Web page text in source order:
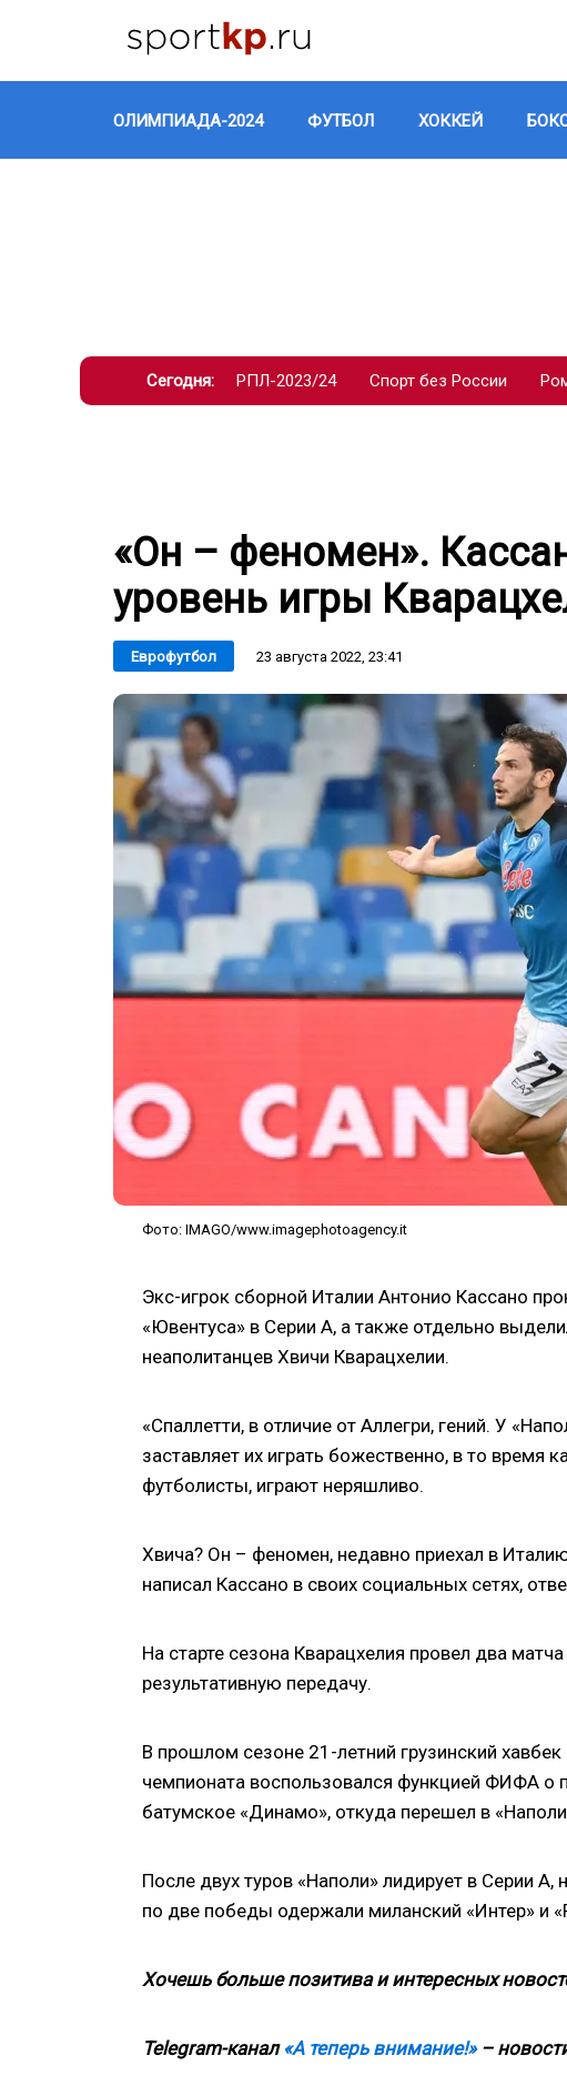
ОЛИМПИАДА-2024 ФУТБОЛ ХОККЕЙ
Сегодня: РПЛ-2023/24 Спорт без России
«Он – феномен».
уровень игры
Еврофутбол 23 августа 2022, 23:41
Фото: IMAGO/www.imagephotoagency.it
Экс-игрок сборной Италии Антонио Кассано
«Ювентуса» в Серии А, а также отдельно
неаполитанцев Хвичи Кварацхелии.
«Спаллетти, в отличие от Аллегри, гений. У
заставляет их играть божественно, в то время
футболисты, играют неряшливо.
Хвича? Он – феномен, недавно приехал в
написал Кассано в своих социальных сетях,
На старте сезона Кварацхелия провел два
результативную передачу.
В прошлом сезоне 21-летний грузинский
чемпионата воспользовался функцией ФИФА о
батумское «Динамо», откуда перешел в
После двух туров «Наполи» лидирует в Серии
по две победы одержали миланский «Интер» и
Хочешь больше позитива и интересных
Telegram-канал «А теперь внимание!»–